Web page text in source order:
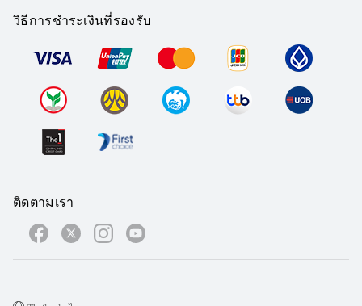
วิธีการชำระเงินที่รองรับ
ติดตามเรา